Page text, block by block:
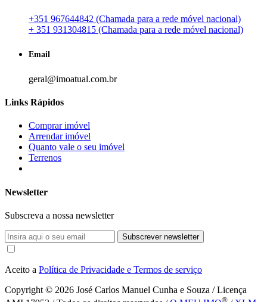
+351 967644842 (Chamada para a rede móvel nacional)
+ 351 931304815 (Chamada para a rede móvel nacional)
Email
geral@imoatual.com.br
Links Rápidos
Comprar imóvel
Arrendar imóvel
Quanto vale o seu imóvel
Terrenos
Newsletter
Subscreva a nossa newsletter
Subscrever newsletter
Aceito a Política de Privacidade e Termos de serviço
Copyright © 2026 José Carlos Manuel Cunha e Souza / Licença
®